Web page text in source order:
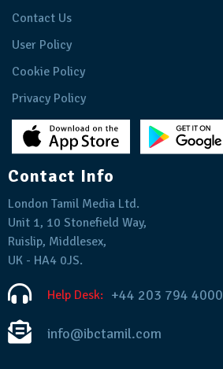
Contact Us
User Policy
Cookie Policy
Privacy Policy
Contact Info
London Tamil Media Ltd.
Unit 1, 10 Stonefield Way,
Ruislip, Middlesex,
UK - HA4 0JS.
Help Desk: +44 203 794 4000
info@ibctamil.com